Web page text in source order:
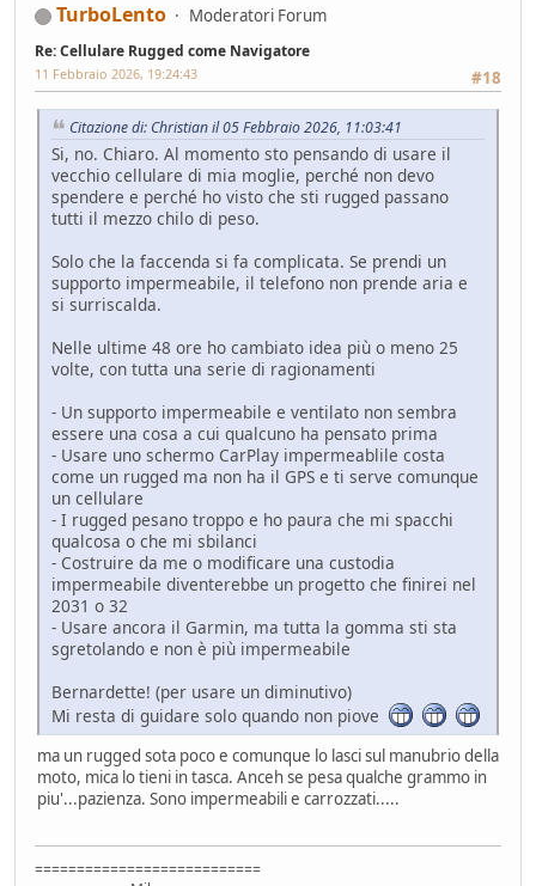
TurboLento Moderatori Forum
Re: Cellulare Rugged come Navigatore
#18
11 Febbraio 2026, 19:24:43
Citazione di: Christian il 05 Febbraio 2026, 11:03:41
Si, no. Chiaro. Al momento sto pensando di usare il
vecchio cellulare di mia moglie, perché non devo
spendere e perché ho visto che sti rugged passano
tutti il mezzo chilo di peso.
Solo che la faccenda si fa complicata. Se prendi un
supporto impermeabile, il telefono non prende aria e
si surriscalda.
Nelle ultime 48 ore ho cambiato idea più o meno 25
volte, con tutta una serie di ragionamenti
- Un supporto impermeabile e ventilato non sembra
essere una cosa a cui qualcuno ha pensato prima
- Usare uno schermo CarPlay impermeablile costa
come un rugged ma non ha il GPS e ti serve comunque
un cellulare
- I rugged pesano troppo e ho paura che mi spacchi
qualcosa o che mi sbilanci
- Costruire da me o modificare una custodia
impermeabile diventerebbe un progetto che finirei nel
2031 o 32
- Usare ancora il Garmin, ma tutta la gomma sti sta
sgretolando e non è più impermeabile
Bernardette! (per usare un diminutivo)
Mi resta di guidare solo quando non piove
ma un rugged sota poco e comunque lo lasci sul manubrio della
moto, mica lo tieni in tasca. Anceh se pesa qualche grammo in
piu'...pazienza. Sono impermeabili e carrozzati.....
===========================